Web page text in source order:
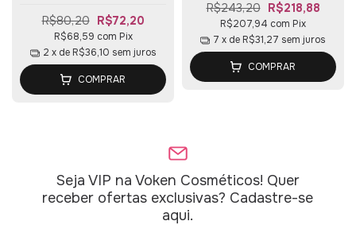
R$80,20 R$72,20
R$68,59 com Pix
2 x de R$36,10 sem juros
COMPRAR
R$243,20 R$218,88
R$207,94 com Pix
7 x de R$31,27 sem juros
COMPRAR
Seja VIP na Voken Cosméticos! Quer
receber ofertas exclusivas? Cadastre-se
aqui.